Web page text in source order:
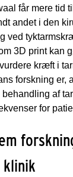
får mere tid
andet i den
ved
3D print kan
kræft i
forskning er,
af
for
klinik